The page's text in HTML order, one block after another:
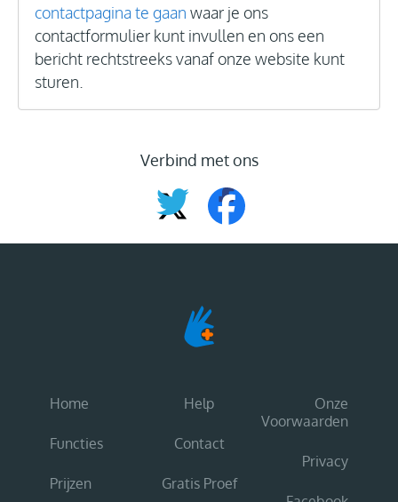
contactpagina te gaan waar je ons
contactformulier kunt invullen en ons een
bericht rechtstreeks vanaf onze website kunt
sturen.
Verbind met ons
Home
Functies
Prijzen
Help
Contact
Gratis Proef
Onze
Voorwaarden
Privacy